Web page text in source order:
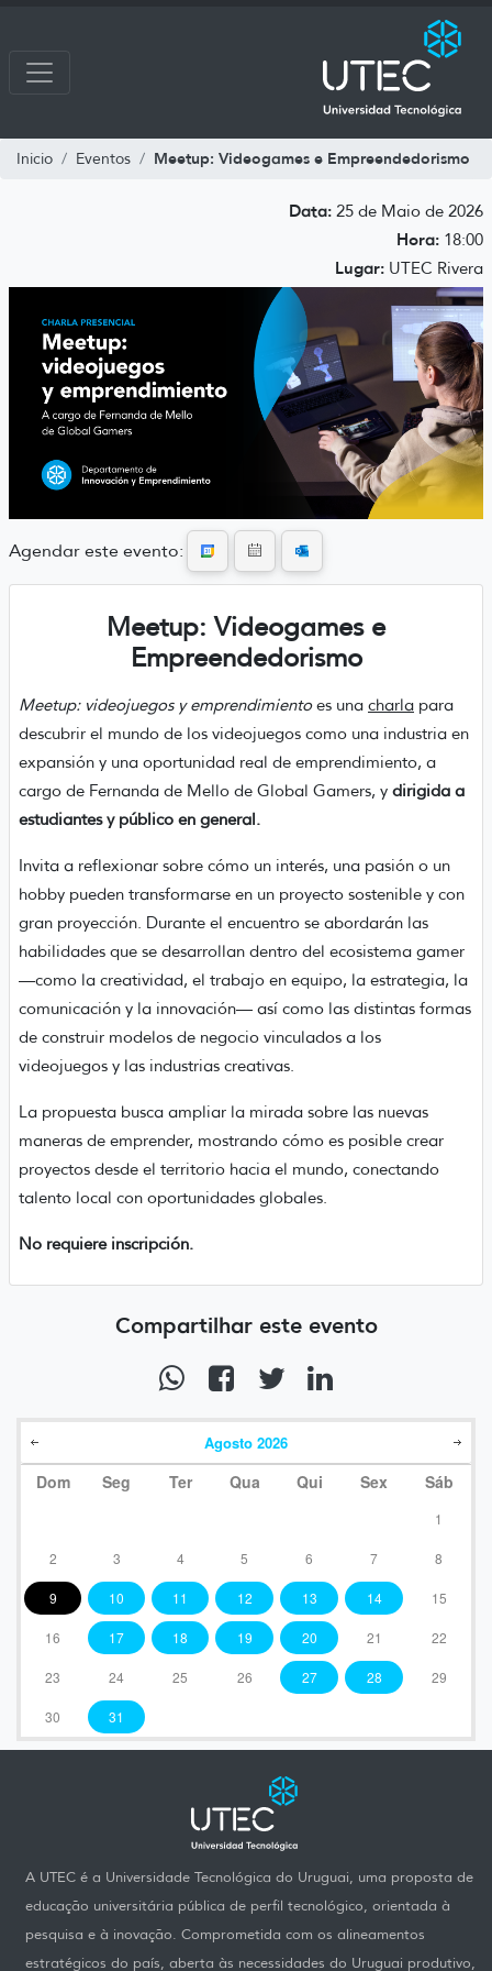
Inicio Eventos Meetup: Videogames e Empreendedorismo
Agosto 2026
Dom Seg Ter Qua Qui Sex Sáb
1
2 3 4 5 6 7 8
9 10 11 12 13 14 15
16 17 18 19 20 21 22
23 24 25 26 27 28 29
30 31
Data: 25 de Maio de 2026
Hora: 18:00
Lugar: UTEC Rivera
Agendar este evento:
Meetup: Videogames e
Empreendedorismo
Meetup: videojuegos y emprendimiento es una charla para
descubrir el mundo de los videojuegos como una industria en
expansión y una oportunidad real de emprendimiento, a
cargo de Fernanda de Mello de Global Gamers, y dirigida a
estudiantes y público en general.
Invita a reflexionar sobre cómo un interés, una pasión o un
hobby pueden transformarse en un proyecto sostenible y con
gran proyección. Durante el encuentro se abordarán las
habilidades que se desarrollan dentro del ecosistema gamer
—como la creatividad, el trabajo en equipo, la estrategia, la
comunicación y la innovación— así como las distintas formas
de construir modelos de negocio vinculados a los
videojuegos y las industrias creativas.
La propuesta busca ampliar la mirada sobre las nuevas
maneras de emprender, mostrando cómo es posible crear
proyectos desde el territorio hacia el mundo, conectando
talento local con oportunidades globales.
No requiere inscripción.
Compartilhar este evento
A UTEC é a Universidade Tecnológica do Uruguai, uma proposta de
educação universitária pública de perfil tecnológico, orientada à
pesquisa e à inovação. Comprometida com os alineamentos
estratégicos do país, aberta às necessidades do Uruguai produtivo,